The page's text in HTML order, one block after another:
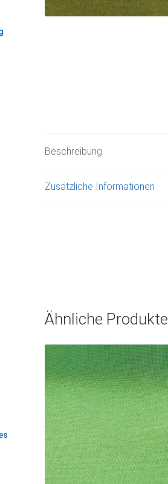
Beschreibung
Zusätzliche Informationen
Ähnliche Produkte